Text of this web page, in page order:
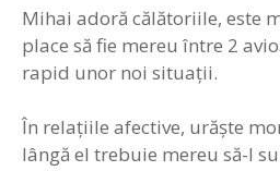
Mihai adoră călătoriile, este
place să fie mereu între 2
rapid unor noi situaţii.
În relaţiile afective, urăşte
lângă el trebuie mereu să-l